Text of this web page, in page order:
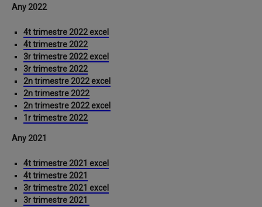
Any 2022
4t trimestre 2022 excel
4t trimestre 2022
3r trimestre 2022 excel
3r trimestre 2022
2n trimestre 2022 excel
2n trimestre 2022
2n trimestre 2022 excel
1r trimestre 2022
Any 2021
4t trimestre 2021 excel
4t trimestre 2021
3r trimestre 2021 excel
3r trimestre 2021